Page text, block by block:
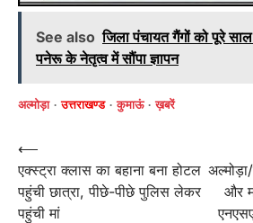
See also जिला पंचायत गैंगों को पूरे
पनेरू के नेतृत्व में सौंपा ज्ञापन
अल्मोड़ा उत्तराखण्ड कुमाऊं ख़बरें
Post
navigation
⟵
एक्स्ट्रा क्लास का बहाना बना होटल
पहुंची छात्रा, पीछे-पीछे पुलिस लेकर
पहुंची मां
और